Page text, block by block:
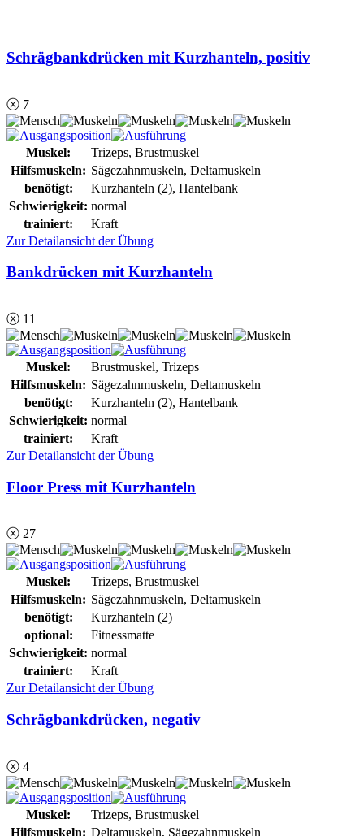
Schrägbankdrücken mit Kurzhanteln, positiv
ⓧ 7
Muskel:
Trizeps, Brustmuskel
Hilfsmuskeln: Sägezahnmuskeln, Deltamuskeln
benötigt:
Kurzhanteln (2), Hantelbank
Schwierigkeit: normal
trainiert:
Kraft
Zur Detailansicht der Übung
Bankdrücken mit Kurzhanteln
ⓧ 11
Muskel:
Brustmuskel, Trizeps
Hilfsmuskeln: Sägezahnmuskeln, Deltamuskeln
benötigt:
Kurzhanteln (2), Hantelbank
Schwierigkeit: normal
trainiert:
Kraft
Zur Detailansicht der Übung
Floor Press mit Kurzhanteln
ⓧ 27
Muskel:
Trizeps, Brustmuskel
Hilfsmuskeln: Sägezahnmuskeln, Deltamuskeln
benötigt:
Kurzhanteln (2)
optional:
Fitnessmatte
Schwierigkeit: normal
trainiert:
Kraft
Zur Detailansicht der Übung
Schrägbankdrücken, negativ
ⓧ 4
Muskel:
Trizeps, Brustmuskel
Hilfsmuskeln: Deltamuskeln, Sägezahnmuskeln